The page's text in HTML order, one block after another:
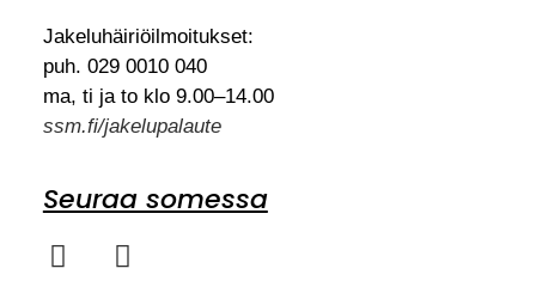
Jakeluhäiriöilmoitukset:
puh. 029 0010 040
ma, ti ja to klo 9.00–14.00
ssm.fi/jakelupalaute
Seuraa somessa